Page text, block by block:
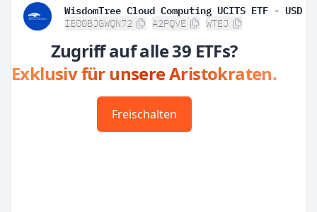
WisdomTree Cloud Computing UCITS ETF - USD
IE00BJGWQN72 A2PQVE WTEJ
Zugriff auf alle 39 ETFs?
Exklusiv für unsere Aristokraten.
Freischalten